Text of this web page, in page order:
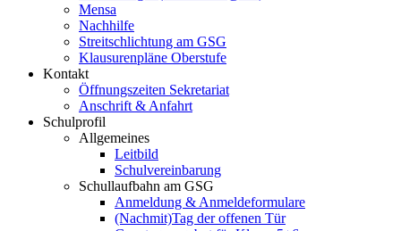
Mensa
Nachhilfe
Streitschlichtung am GSG
Klausurenpläne Oberstufe
Kontakt
Öffnungszeiten Sekretariat
Anschrift & Anfahrt
Schulprofil
Allgemeines
Leitbild
Schulvereinbarung
Schullaufbahn am GSG
Anmeldung & Anmeldeformulare
(Nachmit)Tag der offenen Tür